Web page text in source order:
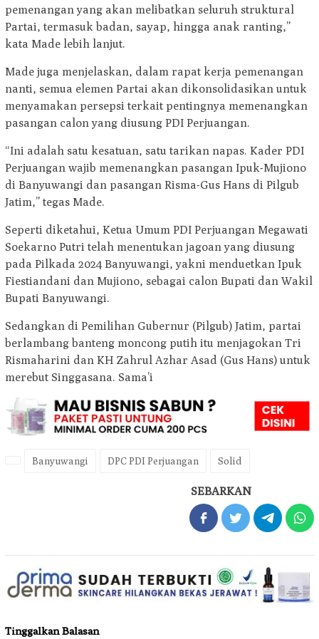
pemenangan yang akan melibatkan seluruh struktural
Partai, termasuk badan, sayap, hingga anak ranting,”
kata Made lebih lanjut.
Made juga menjelaskan, dalam rapat kerja pemenangan
nanti, semua elemen Partai akan dikonsolidasikan untuk
menyamakan persepsi terkait pentingnya memenangkan
pasangan calon yang diusung PDI Perjuangan.
“Ini adalah satu kesatuan, satu tarikan napas. Kader PDI
Perjuangan wajib memenangkan pasangan Ipuk-Mujiono
di Banyuwangi dan pasangan Risma-Gus Hans di Pilgub
Jatim,” tegas Made.
Seperti diketahui, Ketua Umum PDI Perjuangan Megawati
Soekarno Putri telah menentukan jagoan yang diusung
pada Pilkada 2024 Banyuwangi, yakni menduetkan Ipuk
Fiestiandani dan Mujiono, sebagai calon Bupati dan Wakil
Bupati Banyuwangi.
Sedangkan di Pemilihan Gubernur (Pilgub) Jatim, partai
berlambang banteng moncong putih itu menjagokan Tri
Rismaharini dan KH Zahrul Azhar Asad (Gus Hans) untuk
merebut Singgasana. Sama’i
Banyuwangi DPC PDI Perjuangan Solid
SEBARKAN
Tinggalkan Balasan